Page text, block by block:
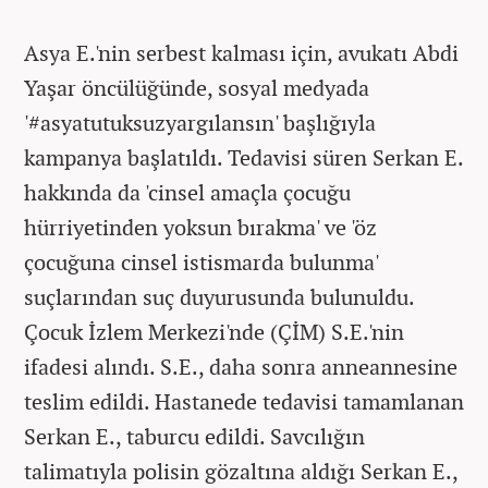
Asya E.'nin serbest kalması için, avukatı Abdi
Yaşar öncülüğünde, sosyal medyada
'#asyatutuksuzyargılansın' başlığıyla
kampanya başlatıldı. Tedavisi süren Serkan E.
hakkında da 'cinsel amaçla çocuğu
hürriyetinden yoksun bırakma' ve 'öz
çocuğuna cinsel istismarda bulunma'
suçlarından suç duyurusunda bulunuldu.
Çocuk İzlem Merkezi'nde (ÇİM) S.E.'nin
ifadesi alındı. S.E., daha sonra anneannesine
teslim edildi. Hastanede tedavisi tamamlanan
Serkan E., taburcu edildi. Savcılığın
talimatıyla polisin gözaltına aldığı Serkan E.,